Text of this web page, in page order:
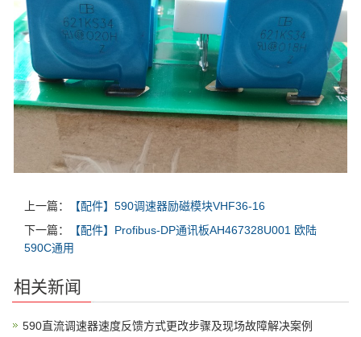
上一篇：
【配件】590调速器励磁模块VHF36-16
下一篇：
【配件】Profibus-DP通讯板AH467328U001 欧陆
590C通用
相关新闻
590直流调速器速度反馈方式更改步骤及现场故障解决案例